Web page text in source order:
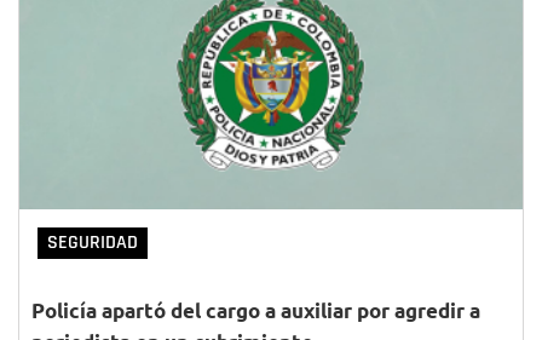
SEGURIDAD
Policía apartó del cargo a auxiliar por agredir a